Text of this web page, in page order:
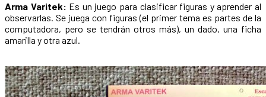
Arma Varitek: Es un juego para clasificar figuras y aprender al
observarlas. Se juega con figuras (el primer tema es partes de la
computadora, pero se tendrán otros más), un dado, una ficha
amarilla y otra azul.